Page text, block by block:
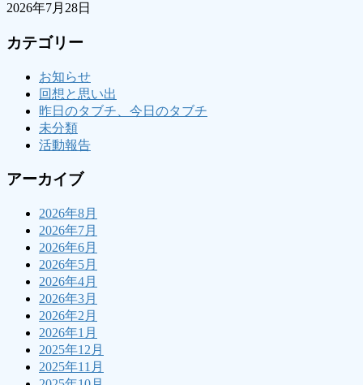
2026年7月28日
カテゴリー
お知らせ
回想と思い出
昨日のタブチ、今日のタブチ
未分類
活動報告
アーカイブ
2026年8月
2026年7月
2026年6月
2026年5月
2026年4月
2026年3月
2026年2月
2026年1月
2025年12月
2025年11月